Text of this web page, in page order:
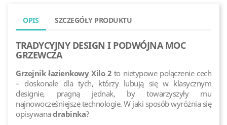
OPIS SZCZEGÓŁY PRODUKTU
TRADYCYJNY DESIGN I PODWÓJNA MOC
GRZEWCZA
Grzejnik łazienkowy Xilo 2to nietypowe połączenie cech
– doskonałe dla tych, którzy lubują się w klasycznym
designie, pragną jednak, by towarzyszyły mu
najnowocześniejsze technologie. W jaki sposób wyróżnia się
opisywanadrabinka?